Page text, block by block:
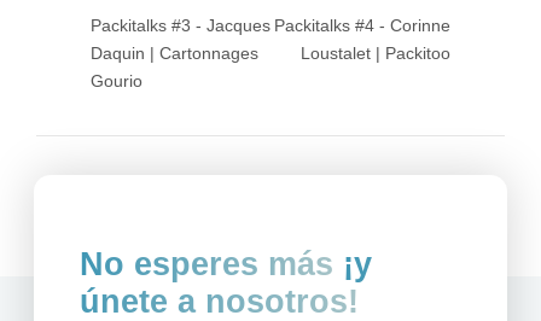
Packitalks #3 - Jacques
Daquin | Cartonnages
Gourio
Packitalks #4 - Corinne
Loustalet | Packitoo
No esperes más ¡y
únete a nosotros!